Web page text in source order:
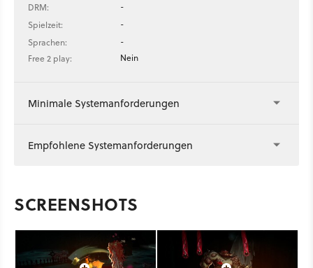
DRM:
-
Spielzeit:
-
Sprachen:
-
Free 2 play:
Nein
Minimale Systemanforderungen
Empfohlene Systemanforderungen
SCREENSHOTS